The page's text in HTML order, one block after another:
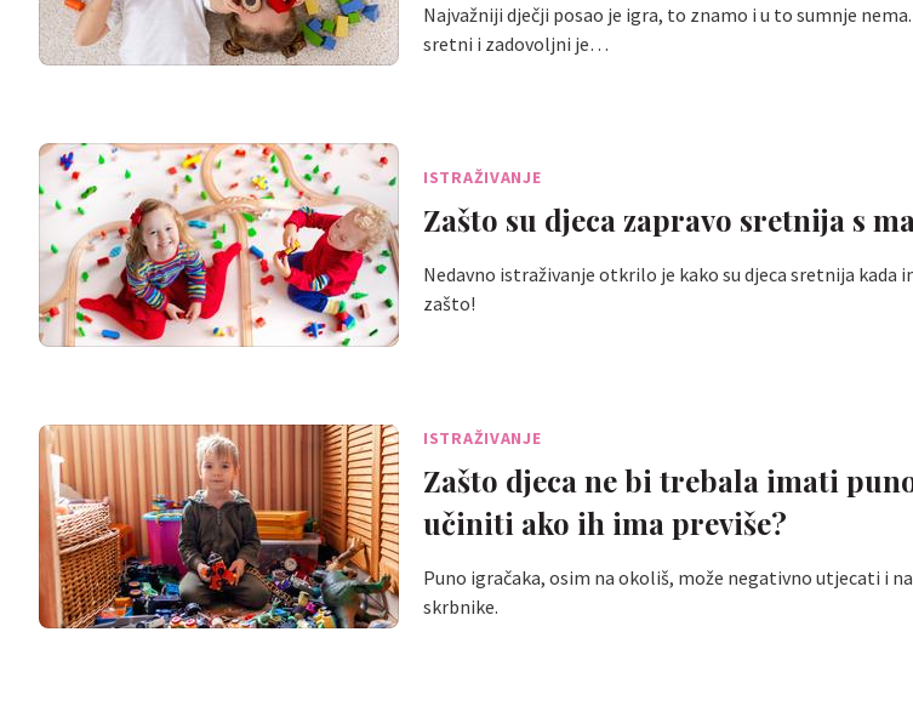
Najvažniji dječji posao je igra, to znamo i u to sumnje
sretni i zadovoljni je…
ISTRAŽIVANJE
Zašto su djeca zapravo sretnija s
Nedavno istraživanje otkrilo je kako su djeca sretnija kada
zašto!
ISTRAŽIVANJE
Zašto djeca ne bi trebala imati
učiniti ako ih ima previše?
Puno igračaka, osim na okoliš, može negativno utjecati i
skrbnike.